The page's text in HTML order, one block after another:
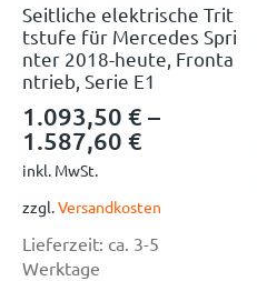
Seitliche elektrische Trit
tstufe für Mercedes Spri
nter 2018-heute, Fronta
ntrieb, Serie E1
1.093,50 € –
1.587,60 €
inkl. MwSt.
zzgl.Versandkosten
Lieferzeit: ca. 3-5
Werktage